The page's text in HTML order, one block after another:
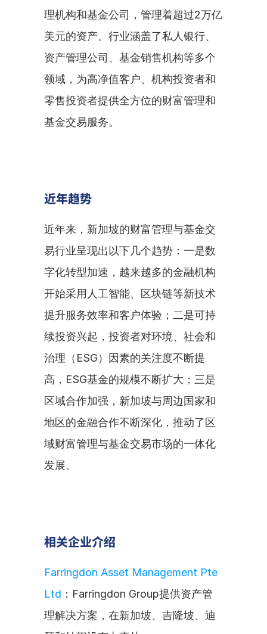
理机构和基金公司，管理着超过2万亿
美元的资产。行业涵盖了私人银行、
资产管理公司、基金销售机构等多个
领域，为高净值客户、机构投资者和
零售投资者提供全方位的财富管理和
基金交易服务。
近年趋势
近年来，新加坡的财富管理与基金交
易行业呈现出以下几个趋势：一是数
字化转型加速，越来越多的金融机构
开始采用人工智能、区块链等新技术
提升服务效率和客户体验；二是可持
续投资兴起，投资者对环境、社会和
治理（ESG）因素的关注度不断提
高，ESG基金的规模不断扩大；三是
区域合作加强，新加坡与周边国家和
地区的金融合作不断深化，推动了区
域财富管理与基金交易市场的一体化
发展。
相关企业介绍
Farringdon Asset Management Pte
Ltd ：Farringdon Group提供资产管
理解决方案，在新加坡、吉隆坡、迪